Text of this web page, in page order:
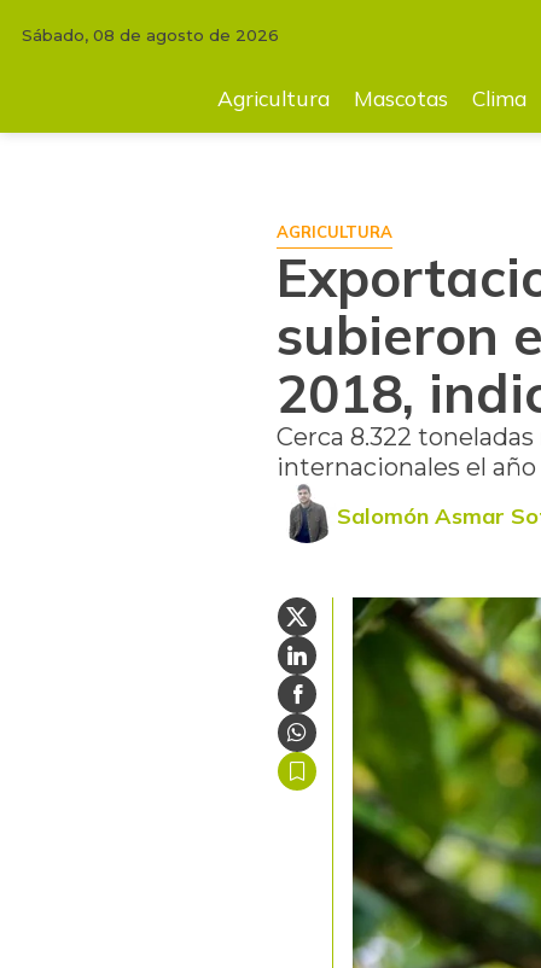
Exportaciones de cacao colombiano
Sábado, 08 de agosto de 2026
Agricultura Mascotas Clima
AGRICULTURA
subieron
2018,
Cerca 8.322
internacionales el año
Salomón Asmar